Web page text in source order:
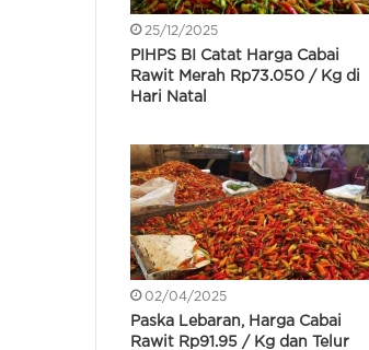
25/12/2025
PIHPS BI Catat Harga Cabai
Rawit Merah Rp73.050 / Kg di
Hari Natal
02/04/2025
Paska Lebaran, Harga Cabai
Rawit Rp91.95 / Kg dan Telur